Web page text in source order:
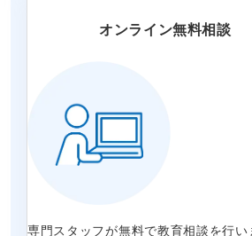
オンライン無料相談
専門スタッフが無料で教育相談を行い